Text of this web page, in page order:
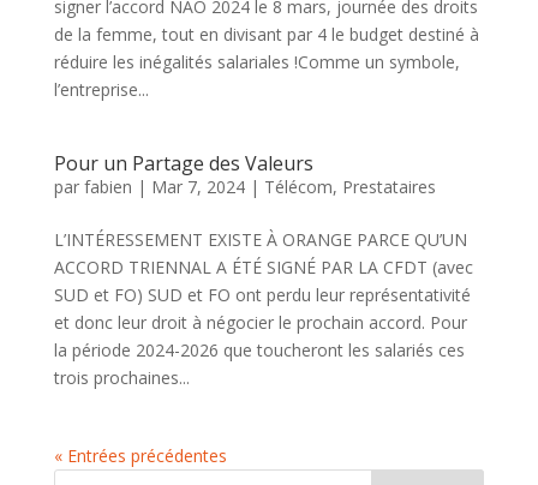
signer l’accord NAO 2024 le 8 mars, journée des droits
de la femme, tout en divisant par 4 le budget destiné à
réduire les inégalités salariales !Comme un symbole,
l’entreprise...
Pour un Partage des Valeurs
par fabien | Mar 7, 2024| Télécom, Prestataires
L’INTÉRESSEMENT EXISTE À ORANGE PARCE QU’UN
ACCORD TRIENNAL A ÉTÉ SIGNÉ PAR LA CFDT (avec
SUD et FO) SUD et FO ont perdu leur représentativité
et donc leur droit à négocier le prochain accord. Pour
la période 2024-2026 que toucheront les salariés ces
trois prochaines...
« Entrées précédentes